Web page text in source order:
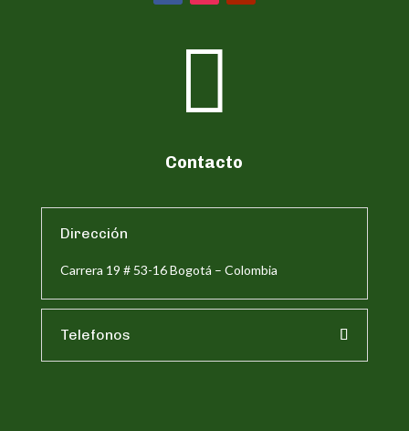

Contacto
Dirección
Carrera 19 # 53-16 Bogotá – Colombia
Telefonos